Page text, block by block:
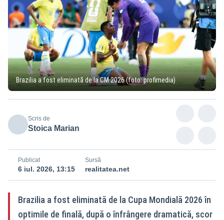
Brazilia a fost eliminată de la CM 2026 (foto: profimedia)
Scris de
Stoica Marian
Publicat
6 iul. 2026, 13:15
Sursă
realitatea.net
Brazilia a fost eliminată de la Cupa Mondială 2026 în
optimile de finală, după o înfrângere dramatică, scor